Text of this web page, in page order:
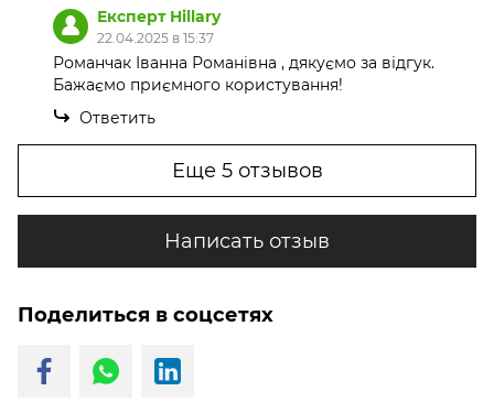
Експерт Hillary
22.04.2025 в 15:37
Романчак Іванна Романівна , дякуємо за відгук.
Бажаємо приємного користування!
Ответить
Еще 5 отзывов
Написать отзыв
Поделиться в соцсетях